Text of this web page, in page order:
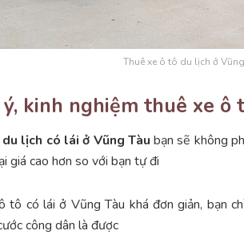
Thuê xe ô tô du lịch ở
kinh nghiệm thuê xe ô
lịch có lái ở Vũng Tàu bạn sẽ không
giá cao hơn so với bạn tự đi
tô có lái ở Vũng Tàu khá đơn giản, bạn
công dân là được